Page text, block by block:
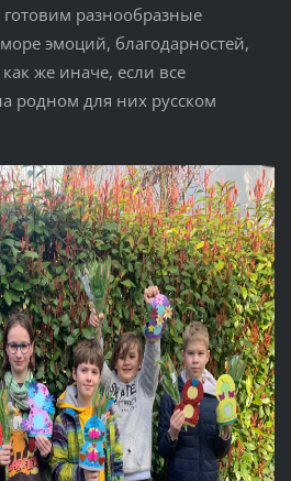
разнообразные
эмоций, благодарностей,
же иначе, если все
родном для них русском